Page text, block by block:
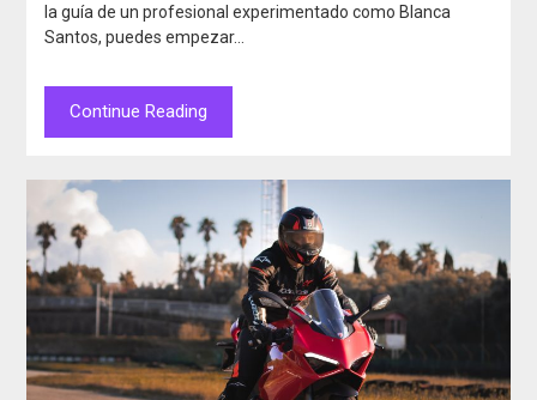
la guía de un profesional experimentado como Blanca
Santos, puedes empezar…
Continue Reading